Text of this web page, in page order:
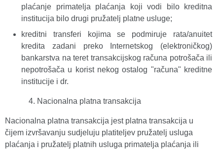
plaćanje primatelja plaćanja koji vodi bilo kreditna
institucija bilo drugi pružatelj platne usluge;
kreditni transferi kojima se podmiruje rata/anuitet
kredita zadani preko Internetskog (elektroničkog)
bankarstva na teret transakcijskog računa potrošača ili
nepotrošača u korist nekog ostalog "računa" kreditne
institucije i dr.
Nacionalna platna transakcija
Nacionalna platna transakcija jest platna transakcija u
čijem izvršavanju sudjeluju platiteljev pružatelj usluga
plaćanja i pružatelj platnih usluga primatelja plaćanja ili